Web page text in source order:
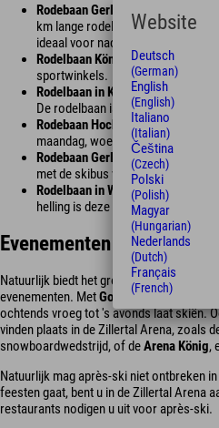
Rodebaan Gerlosstein: de langste
km lange rodelbaan. De
ideaal voor nachtrodelen.
Rodelbaan Königsleiten:Lengte
sportwinkels.
Rodelbaan in Krimml:Natuurlijke
De rodelbaan is dagelijks verlicht
Rodebaan Hochkrimml:De
maandag, woensdag en zaterdag
Rodebaan Gerlos:
1,5 km lange,
met de skibus van de Zillertal
Rodelbaan in Wald:Met een lengte
helling is deze ideaal voor kinderen.
Evenementen
Natuurlijk biedt het grootste skigebied
evenementen. MetGood Morning Skiing
ochtends vroeg tot 's avonds laat skiën.
vinden plaats in de Zillertal Arena, zoals
snowboardwedstrijd, of deArena König,
Natuurlijk mag après-ski niet ontbreken
feesten gaat, bent u in de Zillertal Arena
restaurants nodigen u uit voor après-ski.
Website
Deutsch
(German)
English
(English)
Italiano
(Italian)
Čeština
(Czech)
Polski
(Polish)
Magyar
(Hungarian)
Nederlands
(Dutch)
Français
(French)